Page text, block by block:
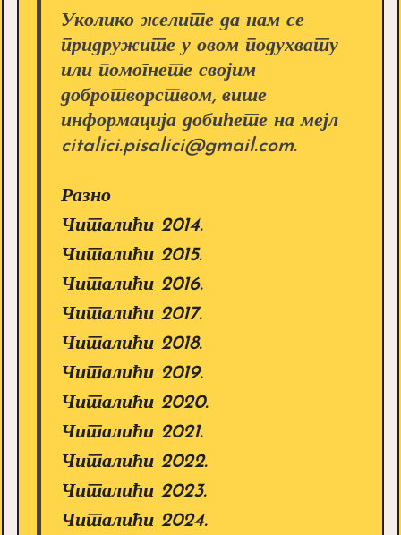
Уколико желите да нам се
придружите у овом подухвату
или помогнете својим
добротворством, више
информација добићете на мејл
citalici.pisalici@gmail.com.
Разно
Читалићи 2014.
Читалићи 2015.
Читалићи 2016.
Читалићи 2017.
Читалићи 2018.
Читалићи 2019.
Читалићи 2020.
Читалићи 2021.
Читалићи 2022.
Читалићи 2023.
Читалићи 2024.